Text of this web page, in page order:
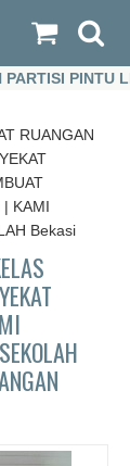
PINTU
RUANGAN
| KAMI
Bekasi